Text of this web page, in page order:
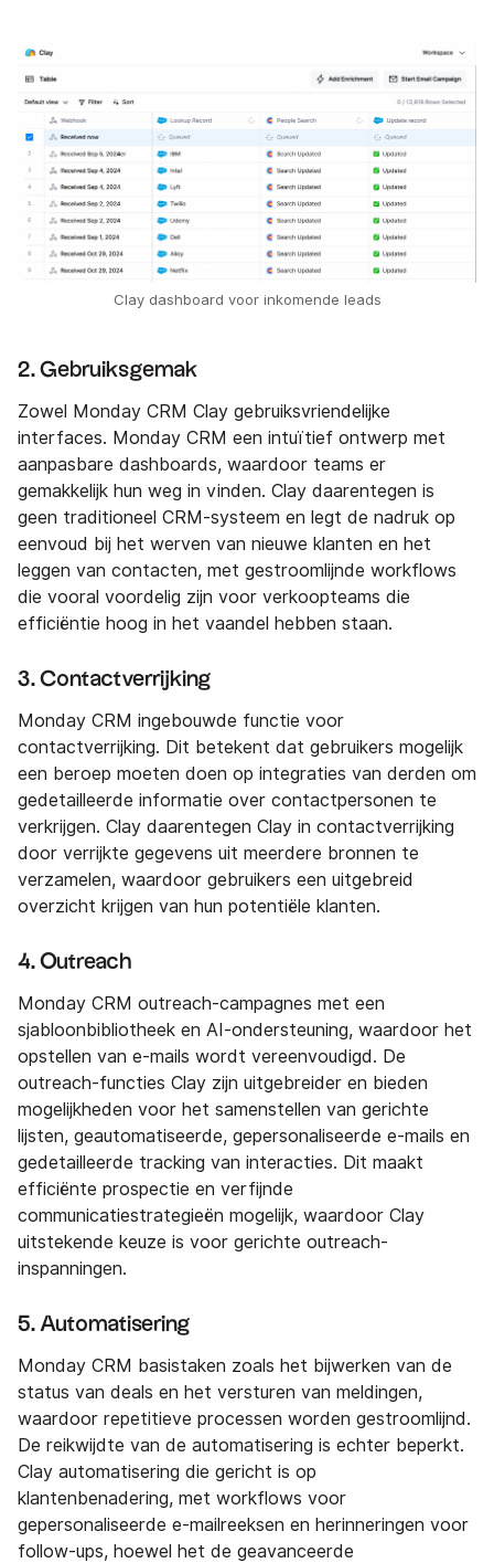
Clay dashboard voor inkomende leads
2. Gebruiksgemak
Zowel Monday CRM Clay gebruiksvriendelijke
interfaces. Monday CRM een intuïtief ontwerp met
aanpasbare dashboards, waardoor teams er
gemakkelijk hun weg in vinden. Clay daarentegen is
geen traditioneel CRM-systeem en legt de nadruk op
eenvoud bij het werven van nieuwe klanten en het
leggen van contacten, met gestroomlijnde workflows
die vooral voordelig zijn voor verkoopteams die
efficiëntie hoog in het vaandel hebben staan.
3. Contactverrijking
Monday CRM ingebouwde functie voor
contactverrijking. Dit betekent dat gebruikers mogelijk
een beroep moeten doen op integraties van derden om
gedetailleerde informatie over contactpersonen te
verkrijgen. Clay daarentegen Clay in contactverrijking
door verrijkte gegevens uit meerdere bronnen te
verzamelen, waardoor gebruikers een uitgebreid
overzicht krijgen van hun potentiële klanten.
4. Outreach
Monday CRM outreach-campagnes met een
sjabloonbibliotheek en AI-ondersteuning, waardoor het
opstellen van e-mails wordt vereenvoudigd. De
outreach-functies Clay zijn uitgebreider en bieden
mogelijkheden voor het samenstellen van gerichte
lijsten, geautomatiseerde, gepersonaliseerde e-mails en
gedetailleerde tracking van interacties. Dit maakt
efficiënte prospectie en verfijnde
communicatiestrategieën mogelijk, waardoor Clay
uitstekende keuze is voor gerichte outreach-
inspanningen.
5. Automatisering
Monday CRM basistaken zoals het bijwerken van de
status van deals en het versturen van meldingen,
waardoor repetitieve processen worden gestroomlijnd.
De reikwijdte van de automatisering is echter beperkt.
Clay automatisering die gericht is op
klantenbenadering, met workflows voor
gepersonaliseerde e-mailreeksen en herinneringen voor
follow-ups, hoewel het de geavanceerde